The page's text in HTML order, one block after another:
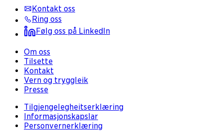
Kontakt oss
Ring oss
Følg oss på LinkedIn
Om oss
Tilsette
Kontakt
Vern og tryggleik
Presse
Tilgjengelegheitserklæring
Informasjonskapslar
Personvernerklæring